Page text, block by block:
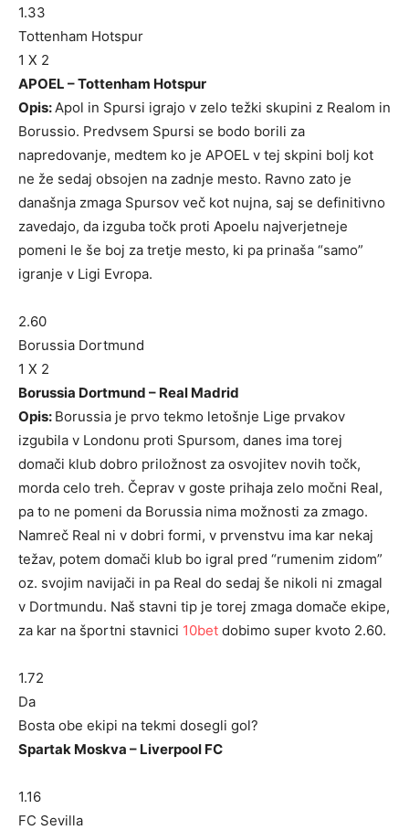
1.33
Tottenham Hotspur
1 X 2
APOEL – Tottenham Hotspur
Opis:Apol in Spursi igrajo v zelo težki skupini z Realom in
Borussio. Predvsem Spursi se bodo borili za
napredovanje, medtem ko je APOEL v tej skpini bolj kot
ne že sedaj obsojen na zadnje mesto. Ravno zato je
današnja zmaga Spursov več kot nujna, saj se definitivno
zavedajo, da izguba točk proti Apoelu najverjetneje
pomeni le še boj za tretje mesto, ki pa prinaša “samo”
igranje v Ligi Evropa.
2.60
Borussia Dortmund
1 X 2
Borussia Dortmund – Real Madrid
Opis: Borussia je prvo tekmo letošnje Lige prvakov
izgubila v Londonu proti Spursom, danes ima torej
domači klub dobro priložnost za osvojitev novih točk,
morda celo treh. Čeprav v goste prihaja zelo močni Real,
pa to ne pomeni da Borussia nima možnosti za zmago.
Namreč Real ni v dobri formi, v prvenstvu ima kar nekaj
težav, potem domači klub bo igral pred “rumenim zidom”
oz. svojim navijači in pa Real do sedaj še nikoli ni zmagal
v Dortmundu. Naš stavni tip je torej zmaga domače ekipe,
za kar na športni stavnici 10bet dobimo super kvoto 2.60.
1.72
Da
Bosta obe ekipi na tekmi dosegli gol?
Spartak Moskva – Liverpool FC
1.16
FC Sevilla